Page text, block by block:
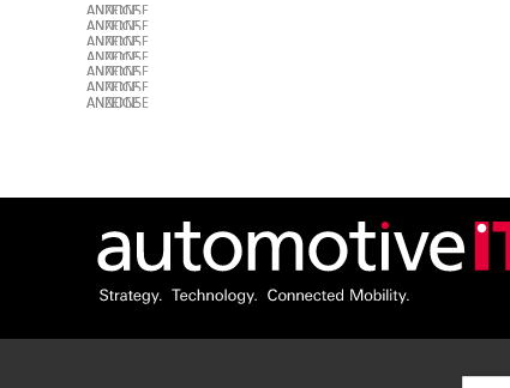
ANZEIGE
ANZEIGE
ANZEIGE
ANZEIGE
ANZEIGE
ANZEIGE
ANZEIGE